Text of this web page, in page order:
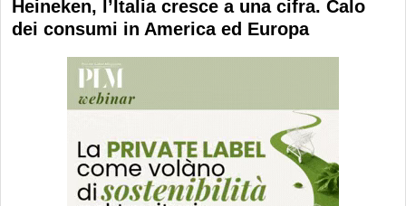
Heineken, l’Italia cresce a una cifra. Calo
dei consumi in America ed Europa